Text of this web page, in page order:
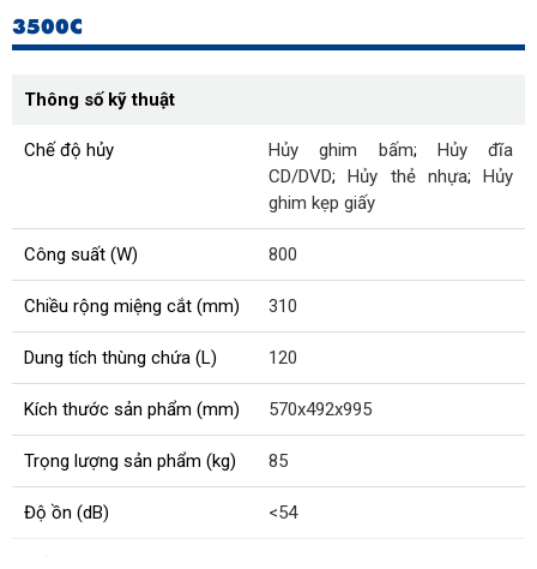
3500C
Thông số kỹ thuật
Chế độ hủy Hủy ghim bấm; Hủy đĩa
CD/DVD;Hủy thẻ nhựa; Hủy
ghim kẹp giấy
Công suất (W) 800
Chiều rộng miệng cắt (mm) 310
Dung tích thùng chứa (L) 120
Kích thước sản phẩm (mm) 570x492x995
Trọng lượng sản phẩm (kg) 85
Độ ồn (dB) <54